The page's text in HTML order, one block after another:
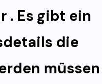
. Es gibt ein
die
müssen